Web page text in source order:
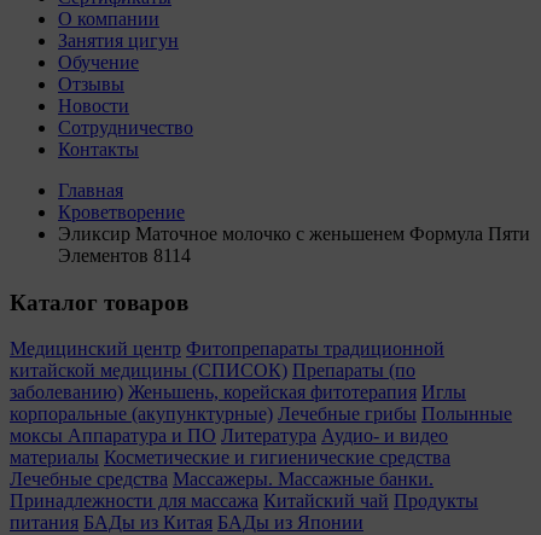
О компании
Занятия цигун
Обучение
Отзывы
Новости
Сотрудничество
Контакты
Главная
Кроветворение
Эликсир Маточное молочко с женьшенем Формула Пяти
Элементов 8114
Каталог товаров
Медицинский центр Фитопрепараты традиционной
китайской медицины (СПИСОК) Препараты (по
заболеванию) Женьшень, корейская фитотерапия Иглы
корпоральные (акупунктурные) Лечебные грибы Полынные
моксы Аппаратура и ПО Литература Аудио- и видео
материалы Косметические и гигиенические средства
Лечебные средства Массажеры. Массажные банки.
Принадлежности для массажа Китайский чай Продукты
питания БАДы из Китая БАДы из Японии